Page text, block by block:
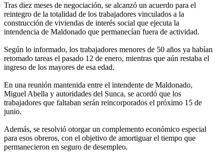
Tras diez meses de negociación, se alcanzó un acuerdo para el
reintegro de la totalidad de los trabajadores vinculados a la
construcción de viviendas de interés social que ejecuta la
intendencia de Maldonado que permanecían fuera de actividad.
Según lo informado, los trabajadores menores de 50 años ya habían
retomado tareas el pasado 12 de enero, mientras que aún restaba el
ingreso de los mayores de esa edad.
En una reunión mantenida entre el intendente de Maldonado,
Miguel Abella y autoridades del Sunca, se acordó que los
trabajadores que faltaban serán reincorporados el próximo 15 de
junio.
Además, se resolvió otorgar un complemento económico especial
para esos obreros, con el objetivo de amortiguar el tiempo que
permanecieron en seguro de desempleo.